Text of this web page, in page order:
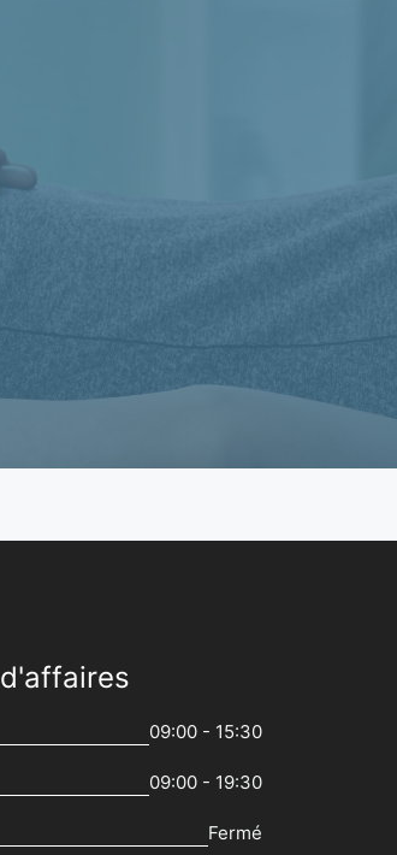
09:00 - 15:30
09:00 - 19:30
Fermé